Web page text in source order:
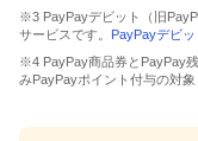
※3 PayPayデビット（旧
サービスです。 PayPayデビ
※4 PayPay商品券とPayPay
みPayPayポイント付与の対象